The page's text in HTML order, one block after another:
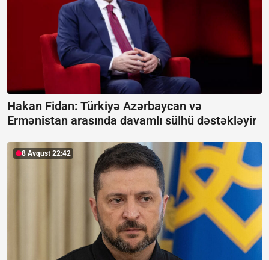
Hakan Fidan: Türkiyə Azərbaycan və
Ermənistan arasında davamlı sülhü dəstəkləyir
8 Avqust 22:42